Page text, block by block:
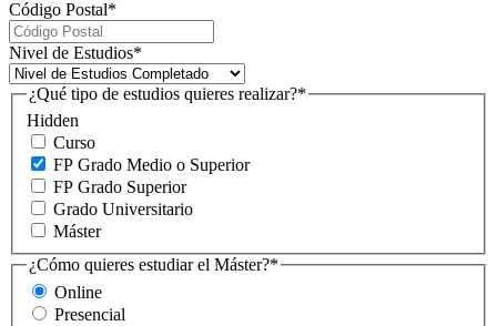
Código Postal*
Nivel de Estudios*
Hidden
¿Qué tipo de estudios quieres realizar?*
Curso
FP Grado Medio o Superior
FP Grado Superior
Grado Universitario
Máster
¿Cómo quieres estudiar el Máster?*
Online
Presencial